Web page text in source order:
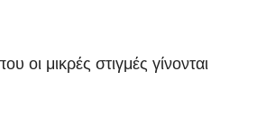
οι μικρές στιγμές γίνονται